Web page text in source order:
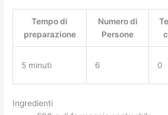
Tempo di
preparazione
Numero di
Persone
5 minuti 6 0
Ingredienti